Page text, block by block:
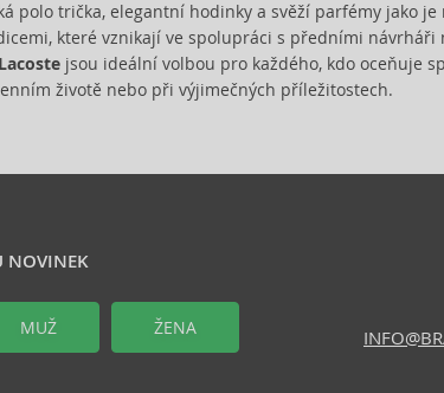
polo trička, elegantní hodinky a svěží parfémy jako je
které vznikají ve spolupráci s předními návrháři
Lacostejsou ideální volbou pro každého, kdo oceňuje
životě nebo při výjimečných příležitostech.
NOVINEK
MUŽ ŽENA